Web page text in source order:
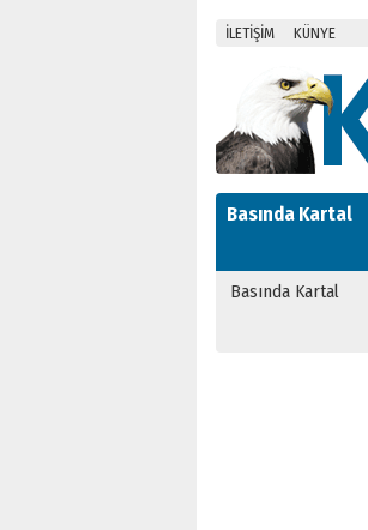
İLETİŞİM KÜNYE
Basında Kartal
Basında Kartal